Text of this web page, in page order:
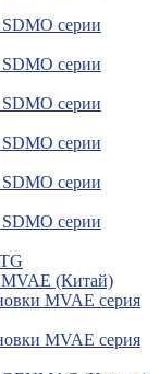
серии
серии
серии
серии
серии
серии
MVAE (Китай)
MVAE серия
MVAE серия